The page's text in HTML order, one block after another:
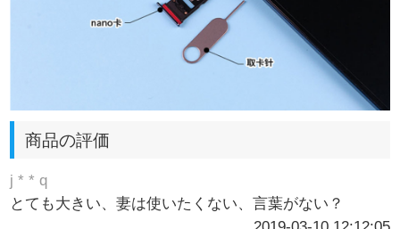
商品の評価
j * * q
とても大きい、妻は使いたくない、言葉がない？